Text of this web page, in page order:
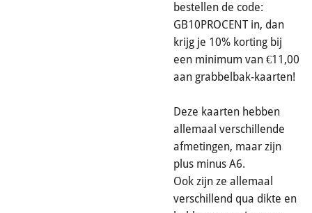
bestellen de code:
GB10PROCENT in, dan
krijg je 10% korting bij
een minimum van €11,00
aan grabbelbak-kaarten!
Deze kaarten hebben
allemaal verschillende
afmetingen, maar zijn
plus minus A6.
Ook zijn ze allemaal
verschillend qua dikte en